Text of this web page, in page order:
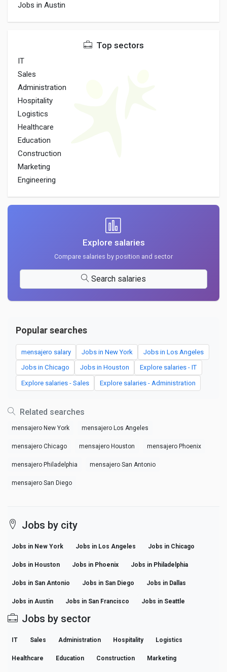
Jobs in Austin
Top sectors
IT
Sales
Administration
Hospitality
Logistics
Healthcare
Education
Construction
Marketing
Engineering
Explore salaries
Compare salaries by position and sector
Search salaries
Popular searches
mensajero salary Jobs in New York Jobs in Los Angeles
Jobs in Chicago Jobs in Houston Explore salaries - IT
Explore salaries - Sales Explore salaries - Administration
Related searches
mensajero New York mensajero Los Angeles
mensajero Chicago mensajero Houston mensajero Phoenix
mensajero Philadelphia mensajero San Antonio
mensajero San Diego
Jobs by city
Jobs in New York Jobs in Los Angeles Jobs in Chicago
Jobs in Houston Jobs in Phoenix Jobs in Philadelphia
Jobs in San Antonio Jobs in San Diego Jobs in Dallas
Jobs in Austin Jobs in San Francisco Jobs in Seattle
Jobs by sector
IT Sales Administration Hospitality Logistics
Healthcare Education Construction Marketing